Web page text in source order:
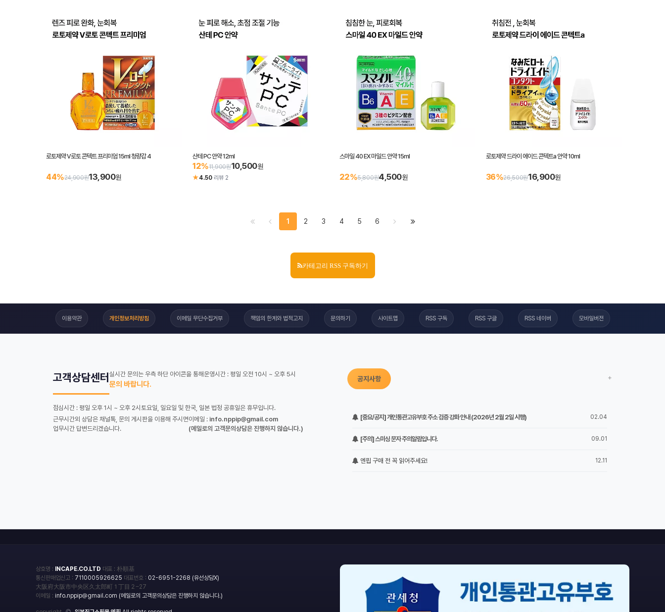
로토제약 V로토 콘텍트 프리미엄 15ml 청량감 4
44%24,900원13,900원
산테 PC 안약 12ml
12%11,900원10,500원
★4.50·리뷰 2
스마일 40 EX 마일드 안약 15ml
22%5,800원4,500원
로토제약 드라이 에이드 콘텍트a 안약 10ml
36%26,500원16,900원
1 2 3 4 5 6
카테고리 RSS 구독하기
이용약관 개인정보처리방침 이메일 무단수집거부 책임의 한계와 법적고지 문의하기 사이트맵 RSS 구독 RSS 구글 RSS 네이버 모바일버전
고객상담센터 실시간 문의는 우측 하단 아이콘을 통해
문의 바랍니다.
운영시간 : 평일 오전 10시 ~ 오후 5시
점심시간 : 평일 오후 1시 ~ 오후 2시 토요일, 일요일 및 한국, 일본 법정 공휴일은 휴무입니다.
근무시간외 상담은 채널톡, 문의 게시판을 이용해 주시면
업무시간 답변드리겠습니다.
이메일 : info.nppip@gmail.com
(메일로의 고객문의상담은 진행하지 않습니다.)
+
공지사항
02.04
[중요/공지] 개인통관고유부호 주소 검증 강화 안내 (2026년 2월 2일 시행)
09.01
[주의] 스미싱 문자 주의알림입니다.
12.11
엔핍 구매 전 꼭 읽어주세요!
상호명 : INCAPE.CO.LTD 대표 : 朴順基
통신판매업신고 : 7110005926625 대표번호 : 02-6951-2268 (유선상담X)
大阪府大阪市中央区久太郎町１丁目２−27
이메일 : info.nppip@gmail.com (메일로의 고객문의상담은 진행하지 않습니다.)